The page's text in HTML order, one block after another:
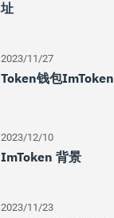
址
2023/11/27
Token钱包imToken
2023/12/10
ImToken 背景
2023/11/23